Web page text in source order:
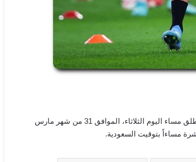
ضد لاروخا الودية سوف تنطلق مساء اليوم الثلاثاء، الموافق 31 من شهر مارس
مساءاً بتوقيت السعودية.